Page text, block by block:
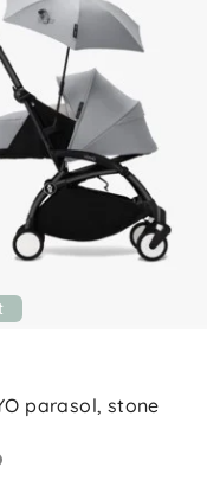
parasol, stone